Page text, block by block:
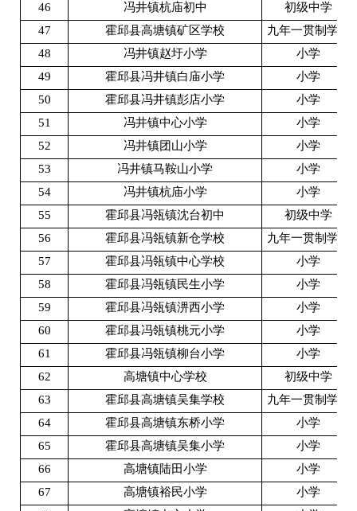
46
冯井镇杭庙初中
初级中学
47
霍邱县高塘镇矿区学校
九年一贯制学校
48
冯井镇赵圩小学
小学
49
霍邱县冯井镇白庙小学
小学
50
霍邱县冯井镇彭店小学
小学
51
冯井镇中心小学
小学
52
冯井镇团山小学
小学
53
冯井镇马鞍山小学
小学
54
冯井镇杭庙小学
小学
55
霍邱县冯瓴镇沈台初中
初级中学
56
霍邱县冯瓴镇新仓学校
九年一贯制学校
57
霍邱县冯瓴镇中心学校
小学
58
霍邱县冯瓴镇民生小学
小学
59
霍邱县冯瓴镇淠西小学
小学
60
霍邱县冯瓴镇桃元小学
小学
61
霍邱县冯瓴镇柳台小学
小学
62
高塘镇中心学校
初级中学
63
霍邱县高塘镇吴集学校
九年一贯制学校
64
霍邱县高塘镇东桥小学
小学
65
霍邱县高塘镇吴集小学
小学
66
高塘镇陆田小学
小学
67
高塘镇裕民小学
小学